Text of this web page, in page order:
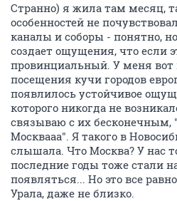
Странно) я жила там месяц,
особенностей не
каналы и соборы - понятно,
создает ощущения, что если
провинциальный. У меня вот
посещения кучи городов
появлилось устойчивое
которого никогда не
связываю с их бесконечным,
Москвааа". Я такого в
слышала. Что Москва? У нас
последние годы тоже стали
появляться... Но это все
Урала, даже не близко.